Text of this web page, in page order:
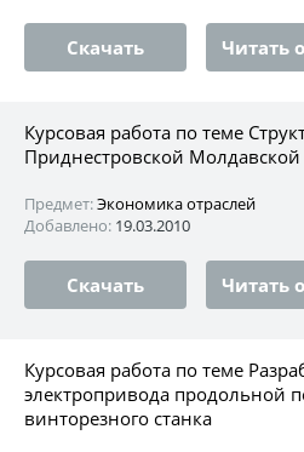
Скачать Читать
Курсовая работа по теме
Приднестровской Молдавской
Предмет:Экономика отраслей
Добавлено: 19.03.2010
Скачать Читать
Курсовая работа по теме
электропривода продольной
винторезного станка